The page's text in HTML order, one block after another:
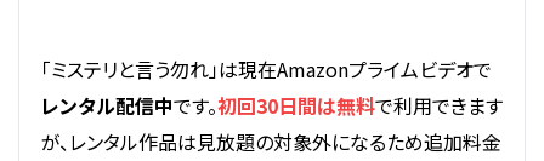
「ミステリと言う勿れ」は現在Amazonプライムビデオで
レンタル配信中です。初回30日間は無料で利用できます
が、レンタル作品は見放題の対象外になるため追加料金